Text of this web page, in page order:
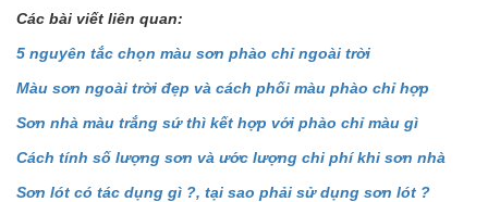
Các bài viết liên quan:
5 nguyên tắc chọn màu sơn phào chỉ ngoài trời
Màu sơn ngoài trời đẹp và cách phối màu phào chỉ hợp
Sơn nhà màu trắng sứ thì kết hợp với phào chỉ màu gì
Cách tính số lượng sơn và ước lượng chi phí khi sơn nhà
Sơn lót có tác dụng gì ?, tại sao phải sử dụng sơn lót ?